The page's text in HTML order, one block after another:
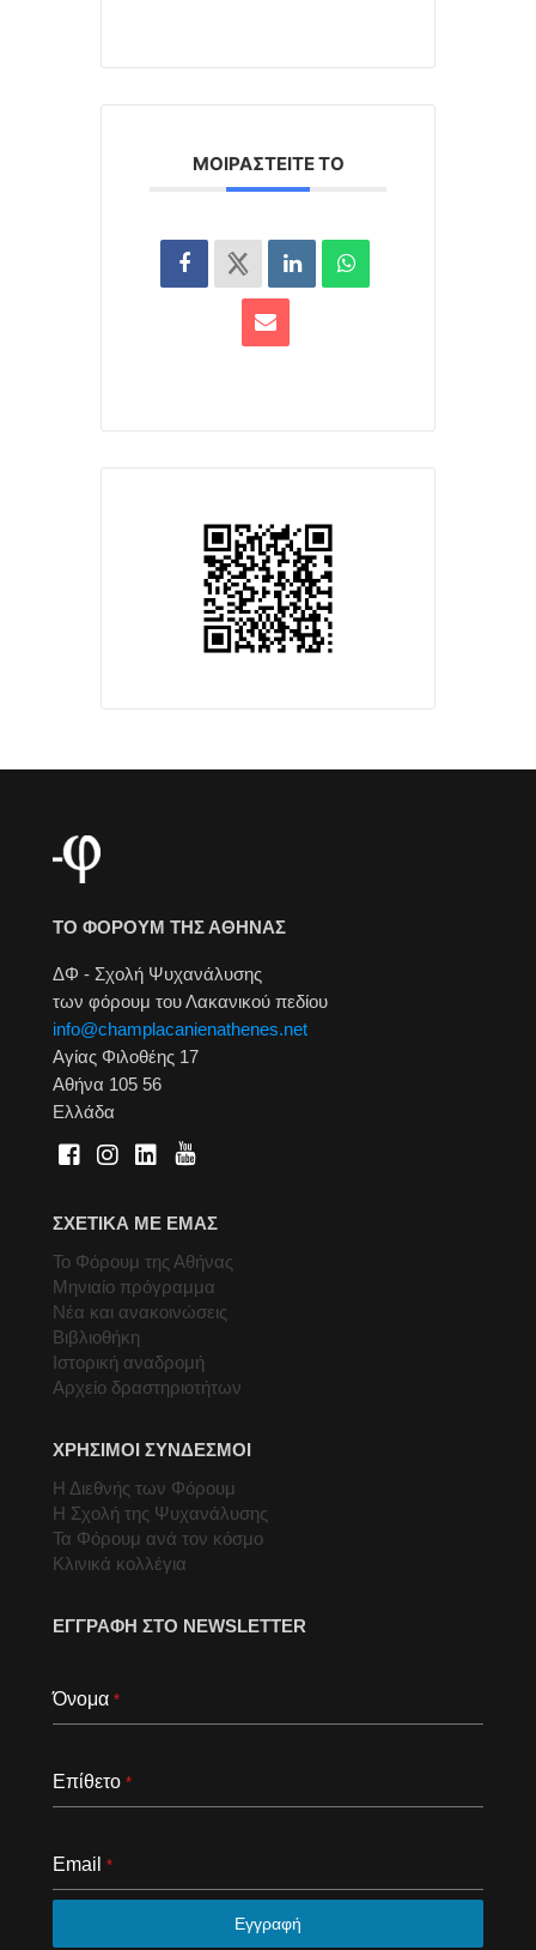
ΜΟΙΡΑΣΤΕΊΤΕ ΤΟ
ΤΟ ΦΟΡΟΥΜ ΤΗΣ ΑΘΗΝΑΣ
ΔΦ - Σχολή Ψυχανάλυσης
των φόρουμ του Λακανικού πεδίου
info@champlacanienathenes.net
Αγίας Φιλοθέης 17
Αθήνα 105 56
Ελλάδα
ΣΧΕΤΙΚΑ ΜΕ ΕΜΑΣ
Το Φόρουμ της Αθήνας
Μηνιαίο πρόγραμμα
Νέα και ανακοινώσεις
Βιβλιοθήκη
Ιστορική αναδρομή
Αρχείο δραστηριοτήτων
ΧΡΗΣΙΜΟΙ ΣΥΝΔΕΣΜΟΙ
Η Διεθνής των Φόρουμ
Η Σχολή της Ψυχανάλυσης
Τα Φόρουμ ανά τον κόσμο
Κλινικά κολλέγια
ΕΓΓΡΑΦΗ ΣΤΟ NEWSLETTER
Όνομα *
Επίθετο *
Email *
Εγγραφή